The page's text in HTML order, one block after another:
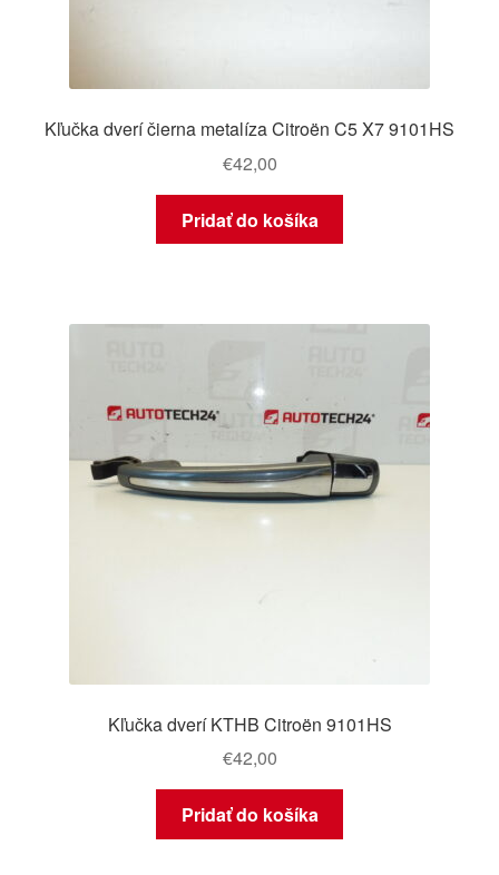
Kľučka dverí čierna metalíza Citroën C5 X7 9101HS
€42,00
Pridať do košíka
Kľučka dverí KTHB Citroën 9101HS
€42,00
Pridať do košíka